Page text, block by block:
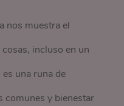
nos muestra el
incluso en un
una runa de
comunes y bienestar